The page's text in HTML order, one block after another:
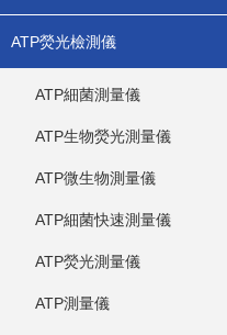
ATP熒光檢測儀
ATP細菌測量儀
ATP生物熒光測量儀
ATP微生物測量儀
ATP細菌快速測量儀
ATP熒光測量儀
ATP測量儀